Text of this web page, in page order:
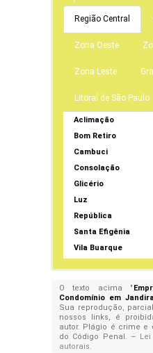
Região Central
Zona Oeste
Zona Leste
Litoral de São Paulo
Aclimação
Bom Retiro
Cambuci
Consolação
Glicério
Luz
República
Santa Efigênia
Vila Buarque
O texto acima "
Condomínio em Jandira
Sua reprodução,
nossos links, é
autor. Plágio é crime e
do Código Penal. –
autorais.